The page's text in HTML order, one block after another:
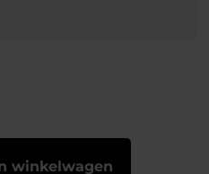
winkelwagen